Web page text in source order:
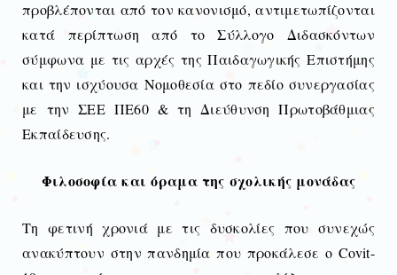
προβλέπονται από τον κανονισμό, αντιμετωπίζονται
κατά περίπτωση από το Σύλλογο Διδασκόντων
σύμφωνα με τις αρχές της Παιδαγωγικής Επιστήμης
και την ισχύουσα Νομοθεσία στο πεδίο συνεργασίας
με την ΣΕΕ ΠΕ60 & τη Διεύθυνση Πρωτοβάθμιας
Εκπαίδευσης.
Φιλοσοφία και όραμα της σχολικής μονάδας
Τη φετινή χρονιά με τις δυσκολίες που συνεχώς
ανακύπτουν στην πανδημία που προκάλεσε οCovit-